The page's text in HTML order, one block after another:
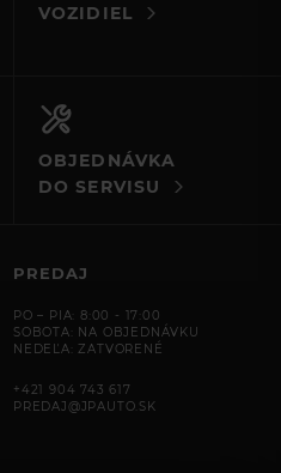
VOZIDIEL
OBJEDNÁVKA
DO SERVISU
PREDAJ
PO – PIA: 8:00 - 17:00
SOBOTA: NA OBJEDNÁVKU
NEDEĽA: ZATVORENÉ
+421 904 743 617
PREDAJ@JPAUTO.SK